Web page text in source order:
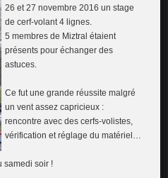
26 et 27 novembre 2016 un stage
de cerf-volant 4 lignes.
5 membres de Miztral étaient
présents pour échanger des
astuces.
Ce fut une grande réussite malgré
un vent assez capricieux :
rencontre avec des cerfs-volistes,
vérification et réglage du matériel…
samedi soir !